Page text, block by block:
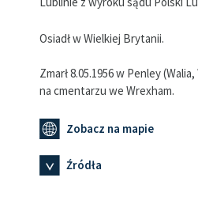
Osiadł w Wielkiej Brytanii.
Zmarł 8.05.1956 w Penley
na cmentarzu we Wrexham.
Zobacz na mapie
Źródła